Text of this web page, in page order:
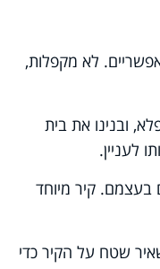
לא מקפלות,
ובנינו את בית
לעניין.
בעצמם. קיר מיוחד
שטח על הקיר כדי